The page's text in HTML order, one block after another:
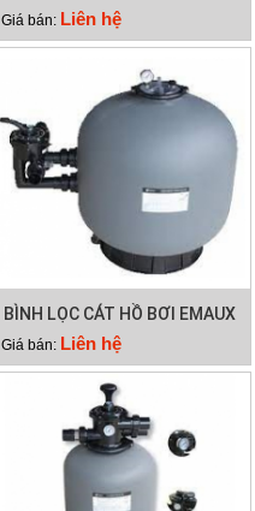
SP500
Giá bán: Liên hệ
BÌNH LỌC CÁT HỒ BƠI EMAUX
SP650
Giá bán: Liên hệ